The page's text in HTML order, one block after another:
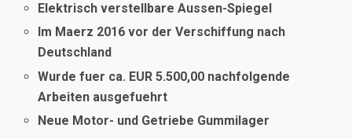
Elektrisch verstellbare Aussen-Spiegel
Im Maerz 2016 vor der Verschiffung nach
Deutschland
Wurde fuer ca. EUR 5.500,00 nachfolgende
Arbeiten ausgefuehrt
Neue Motor- und Getriebe Gummilager